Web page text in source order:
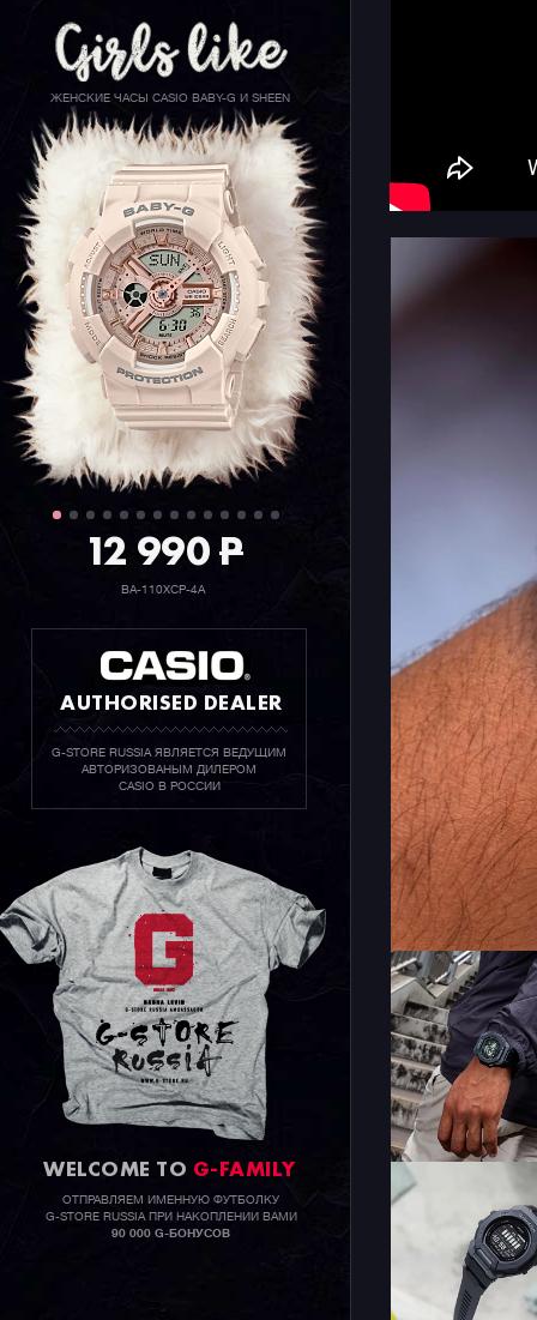
ЖЕНСКИЕ ЧАСЫ CASIO BABY-G И SHEEN
12 990P
BA-110XCP-4A
AUTHORISED DEALER
G-STORE RUSSIA ЯВЛЯЕТСЯ ВЕДУЩИМ
АВТОРИЗОВАНЫМ ДИЛЕРОМ
CASIO В РОССИИ
WELCOME TO G-FAMILY
ОТПРАВЛЯЕМ ИМЕННУЮ ФУТБОЛКУ
G-STORE RUSSIA ПРИ НАКОПЛЕНИИ ВАМИ
90 000 G-БОНУСОВ